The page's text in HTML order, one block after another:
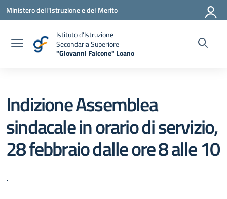
Vai ai contenuti
Vai al menu di navigazione
Vai al footer
Ministero dell'Istruzione e del Merito
Istituto d'Istruzione
Secondaria Superiore
"Giovanni Falcone" Loano
Indizione Assemblea
sindacale in orario di servizio,
28 febbraio dalle ore 8 alle 10
.